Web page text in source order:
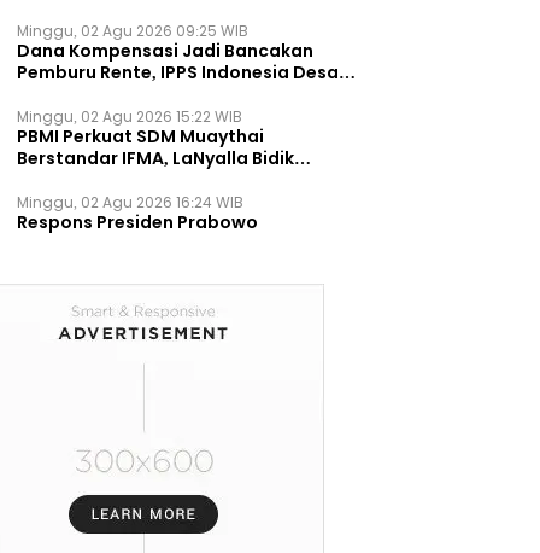
Minggu, 02 Agu 2026 09:25 WIB
Dana Kompensasi Jadi Bancakan
Pemburu Rente, IPPS Indonesia Desak
Permanen
Minggu, 02 Agu 2026 15:22 WIB
PBMI Perkuat SDM Muaythai
Berstandar IFMA, LaNyalla Bidik
Minggu, 02 Agu 2026 16:24 WIB
Respons Presiden Prabowo